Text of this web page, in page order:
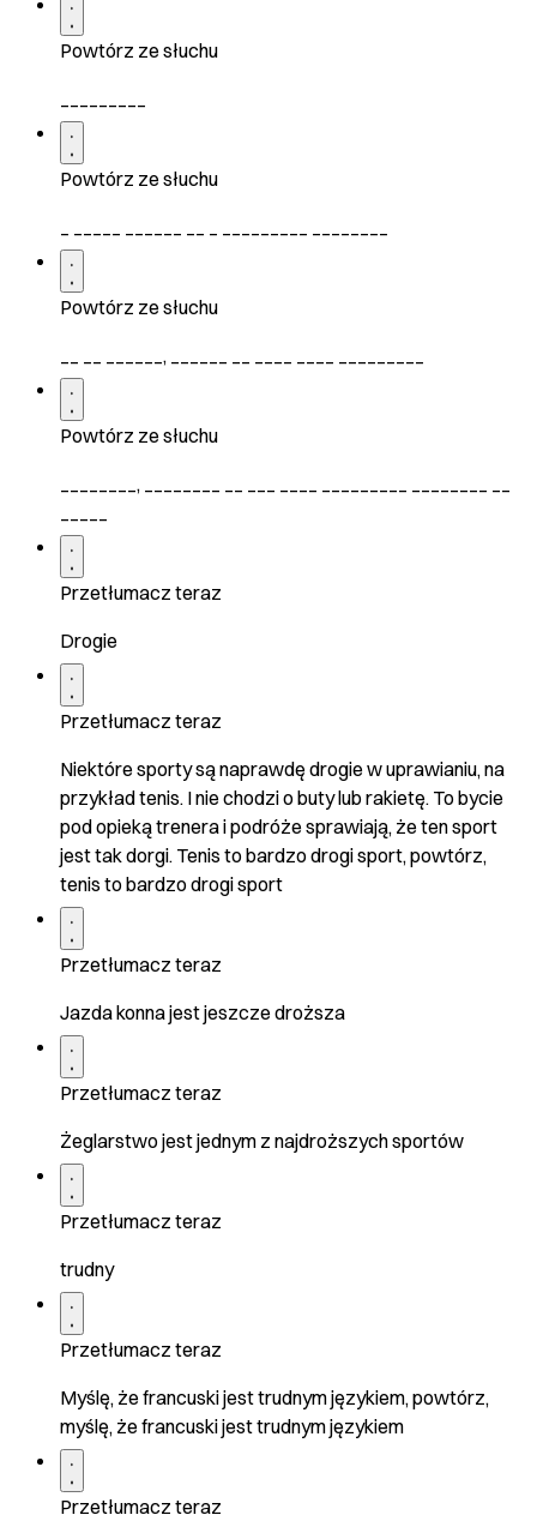
Powtórz ze słuchu
Powtórz ze słuchu
Powtórz ze słuchu
__ __ ______, ______ __ ____ ____ _________
Powtórz ze słuchu
________, ________ __ ___ ____ _________ ________ __
Przetłumacz teraz
Drogie
Przetłumacz teraz
Niektóre sporty są naprawdę drogie w uprawianiu, na
przykład tenis. I nie chodzi o buty lub rakietę. To bycie
pod opieką trenera i podróże sprawiają, że ten sport
jest tak dorgi. Tenis to bardzo drogi sport, powtórz,
tenis to bardzo drogi sport
Przetłumacz teraz
Jazda konna jest jeszcze droższa
Przetłumacz teraz
Żeglarstwo jest jednym z najdroższych sportów
Przetłumacz teraz
trudny
Przetłumacz teraz
Myślę, że francuski jest trudnym językiem, powtórz,
myślę, że francuski jest trudnym językiem
Przetłumacz teraz